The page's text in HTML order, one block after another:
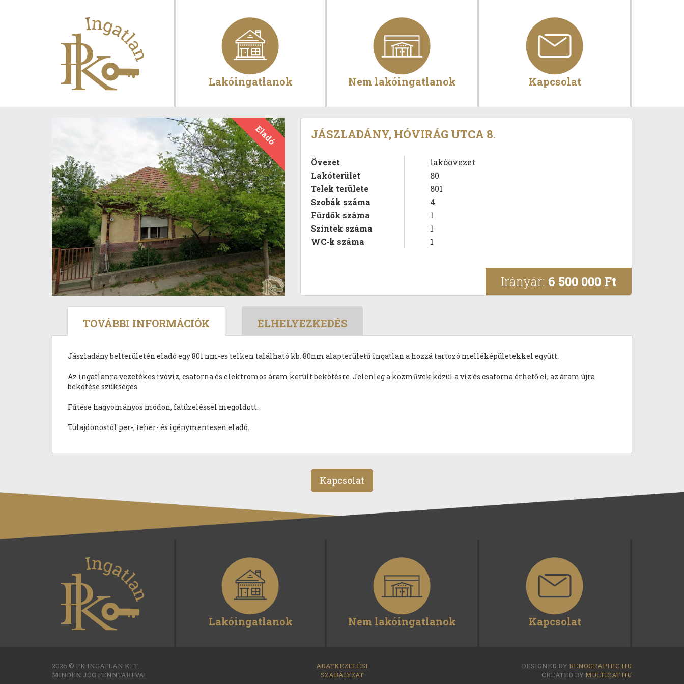
Lakóingatlanok Nem lakóingatlanok Kapcsolat
Eladó JÁSZLADÁNY, HÓVIRÁG UTCA 8.
Övezet
lakóövezet
Lakóterület
80
Telek területe
801
Szobák száma
4
Fürdők száma
1
Szintek száma
1
WC-k száma
1
Irányár: 6 500 000 Ft
TOVÁBBI INFORMÁCIÓK ELHELYEZKEDÉS
Jászladány belterületén eladó egy 801 nm-es telken található kb. 80nm alapterületű ingatlan a hozzá tartozó melléképületekkel együtt.
Az ingatlanra vezetékes ivóvíz, csatorna és elektromos áram került bekötésre. Jelenleg a közművek közül a víz és csatorna érhető el, az áram újra
bekötése szükséges.
Fűtése hagyományos módon, fatüzeléssel megoldott.
Tulajdonostól per-, teher- és igénymentesen eladó.
Kapcsolat
Lakóingatlanok Nem lakóingatlanok Kapcsolat
2026 © PK INGATLAN KFT.
MINDEN JOG FENNTARTVA!
ADATKEZELÉSI
SZABÁLYZAT
DESIGNED BYRENOGRAPHIC.HU
CREATED BYMULTICAT.HU